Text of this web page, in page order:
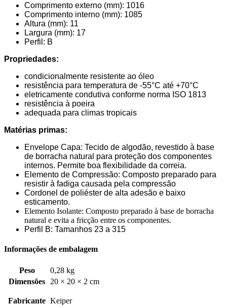
Comprimento externo (mm): 1016
Comprimento interno (mm): 1085
Altura (mm): 11
Largura (mm): 17
Perfil: B
Propriedades:
condicionalmente resistente ao óleo
resistência para temperatura de -55°C até +70°C
eletricamente condutiva conforme norma ISO 1813
resistência à poeira
adequada para climas tropicais
Matérias primas:
Envelope Capa: Tecido de algodão, revestido à base
de borracha natural para proteção dos componentes
internos. Permite boa flexibilidade da correia.
Elemento de Compressão: Composto preparado para
resistir à fadiga causada pela compressão
Cordonel de poliéster de alta adesão e baixo
esticamento.
Elemento Isolante: Composto preparado à base de borracha
natural e evita a fricção entre os componentes.
Perfil B: Tamanhos 23 a 315
Informações de embalagem
Peso
0,28 kg
Dimensões 20 × 20 × 2 cm
Fabricante Keiper